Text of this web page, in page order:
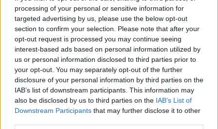
processing of your personal or sensitive information for
targeted advertising by us, please use the below opt-out
section to confirm your selection. Please note that after your
opt-out request is processed you may continue seeing
interest-based ads based on personal information utilized by
us or personal information disclosed to third parties prior to
your opt-out. You may separately opt-out of the further
disclosure of your personal information by third parties on the
IAB’s list of downstream participants. This information may
also be disclosed by us to third parties on the IAB’s List of
Downstream Participants that may further disclose it to other
Υπογραμμίζει δε ότι δυστυχώς για άλλη μια
φορά επιβεβαιώνεται η αναγκαιότητα άμεσης
ολοκλήρωσης και παράδοσης του οδικού άξονα
Λεύκτρου-Σπάρτης όχι μόνο για λόγους
αναπτυξιακούς, αλλά και για λόγους οδικής
ασφάλειας και προστασίας της ανθρώπινης
ζωής.
Η Φεβρωνία Πατριανάκου ζητά από τους